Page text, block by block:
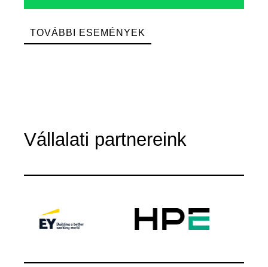
TOVÁBBI ESEMÉNYEK
Vállalati partnereink